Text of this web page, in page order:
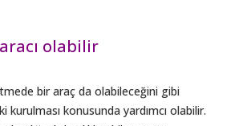
olabilir
bir araç da olabileceğini gibi
kurulması konusunda yardımcı olabilir.